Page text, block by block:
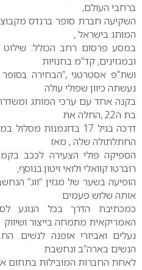
ברחבי העולם,
השקיעה חברת סופר ברנדס
המותג בישראל ,
במסע פרסום רחב הכולל: שילוט
ובמגזינים, קד”מ בחנויות
ושת”פ אסטרטגי ,”הבחירה
נעשתה כיוון שפולי עולה
בקנה אחד עם ערכי המותג ומשדרת
בת ה22 ,החלה את
דרכה בגיל 17 בדוגמנות
החתלתולה שלה , מאז
הספיקה פולי הצעירה לככב
רוברטו קוואלי ולואי ויטון.בנוסף,
אותה שלוש פעמים
כמכתיבת הדרך בכל הנוגע
האמריקאית מתמחה בייצור ושיווק
הנשים בארה”ב ונחשבת
לאחת החברות המובילות בתחום